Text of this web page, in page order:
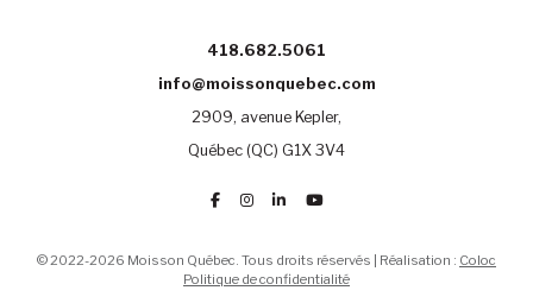
418.682.5061
info@moissonquebec.com
2909, avenue Kepler,
Québec (QC) G1X 3V4
© 2022-2026 Moisson Québec. Tous droits réservés | Réalisation : Coloc
Politique de confidentialité